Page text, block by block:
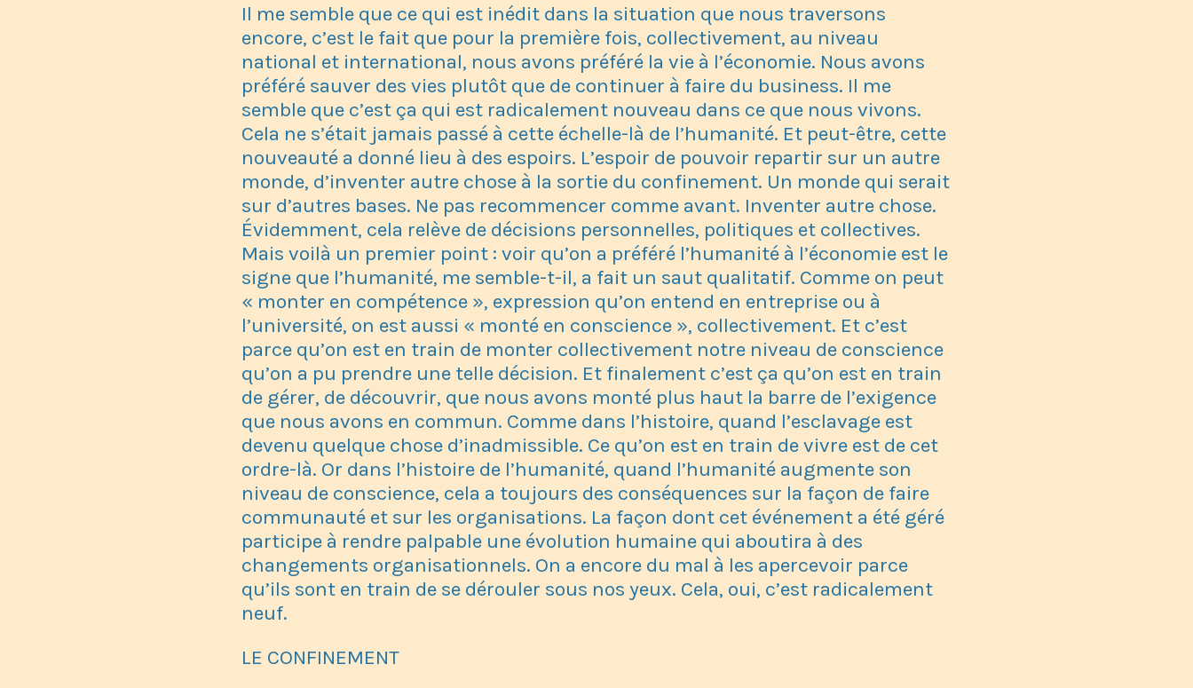
Il me semble que ce qui est inédit dans la situation que nous traversons
encore, c’est le fait que pour la première fois, collectivement, au niveau
national et international, nous avons préféré la vie à l’économie. Nous avons
préféré sauver des vies plutôt que de continuer à faire du business. Il me
semble que c’est ça qui est radicalement nouveau dans ce que nous vivons.
Cela ne s’était jamais passé à cette échelle-là de l’humanité. Et peut-être, cette
nouveauté a donné lieu à des espoirs. L’espoir de pouvoir repartir sur un autre
monde, d’inventer autre chose à la sortie du confinement. Un monde qui serait
sur d’autres bases. Ne pas recommencer comme avant. Inventer autre chose.
Évidemment, cela relève de décisions personnelles, politiques et collectives.
Mais voilà un premier point : voir qu’on a préféré l’humanité à l’économie est le
signe que l’humanité, me semble-t-il, a fait un saut qualitatif. Comme on peut
« monter en compétence », expression qu’on entend en entreprise ou à
l’université, on est aussi « monté en conscience », collectivement. Et c’est
parce qu’on est en train de monter collectivement notre niveau de conscience
qu’on a pu prendre une telle décision. Et finalement c’est ça qu’on est en train
de gérer, de découvrir, que nous avons monté plus haut la barre de l’exigence
que nous avons en commun. Comme dans l’histoire, quand l’esclavage est
devenu quelque chose d’inadmissible. Ce qu’on est en train de vivre est de cet
ordre-là. Or dans l’histoire de l’humanité, quand l’humanité augmente son
niveau de conscience, cela a toujours des conséquences sur la façon de faire
communauté et sur les organisations. La façon dont cet événement a été géré
participe à rendre palpable une évolution humaine qui aboutira à des
changements organisationnels. On a encore du mal à les apercevoir parce
qu’ils sont en train de se dérouler sous nos yeux. Cela, oui, c’est radicalement
neuf.
LE CONFINEMENT